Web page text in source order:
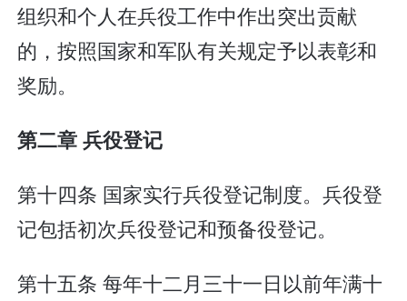
组织和个人在兵役工作中作出突出贡献
的，按照国家和军队有关规定予以表彰和
奖励。
第二章 兵役登记
第十四条 国家实行兵役登记制度。兵役登
记包括初次兵役登记和预备役登记。
第十五条 每年十二月三十一日以前年满十